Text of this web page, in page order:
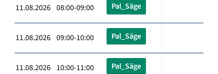
11.08.2026 08:00-09:00 Pal_Säge
11.08.2026 09:00-10:00 Pal_Säge
11.08.2026 10:00-11:00 Pal_Säge